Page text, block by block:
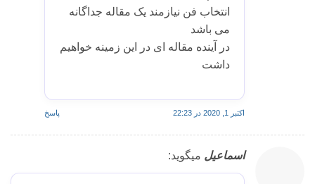
انتخاب فن نیازمند یک مقاله جداگانه
می باشد
در آینده مقاله ای در این زمینه خواهیم
داشت
اکتبر 1, 2020 در 22:23 پاسخ
اسماعیل میگوید: